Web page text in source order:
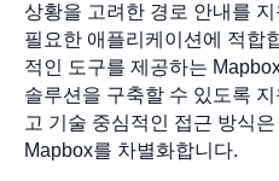
상황을 고려한 경로 안내를
필요한 애플리케이션에 적합
적인 도구를 제공하는
솔루션을 구축할 수 있도록
고 기술 중심적인 접근 방식
Mapbox를 차별화합니다.